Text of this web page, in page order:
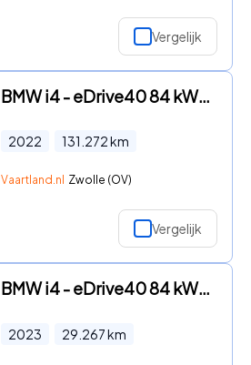
Vergelijk
BMW i4 - eDrive40 84 kWh [ Schuifdak Sportstoelen Stoelverwarming ]
2022 131.272km
Vaartland.nl Zwolle (OV)
Vergelijk
BMW i4 - eDrive40 84 kWh Gran Coupe Navi Leer Elektr. achterklep Clim
2023 29.267km